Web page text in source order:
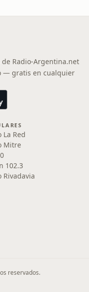
de Radio-Argentina.net
— gratis en cualquier
La Red
Mitre
102.3
Rivadavia
reservados.